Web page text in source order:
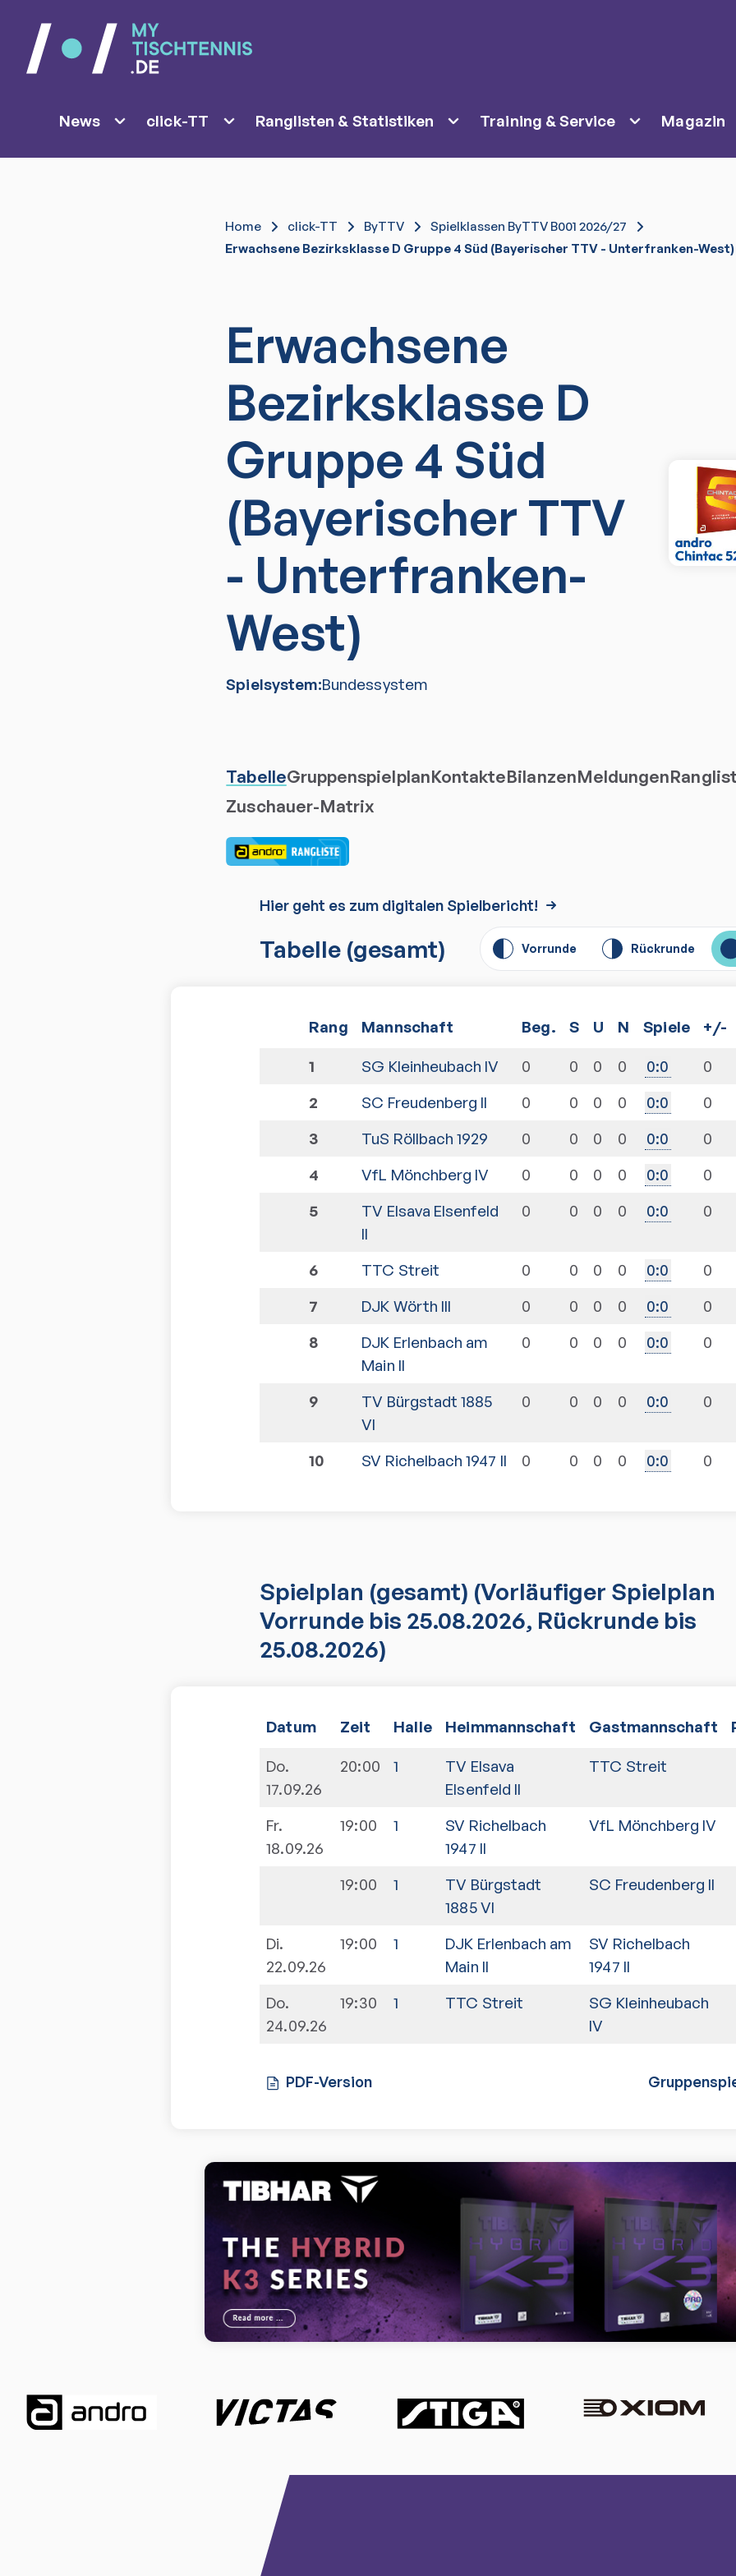
News click-TT Ranglisten & Statistiken Training & Service Magazin
Home click-TT ByTTV
Spielklassen ByTTV B001 2026/27
Erwachsene Bezirksklasse D Gruppe 4 Süd (Bayerischer TTV - Unterfranken-West)
Erwachsene
Bezirksklasse D
Gruppe 4 Süd
(Bayerischer TTV
- Unterfranken-
West)
Spielsystem:Bundessystem
TabelleGruppenspielplanKontakteBilanzenMeldungen
Zuschauer-Matrix
Hier geht es zum digitalen Spielbericht!
Tabelle (gesamt) Vorrunde Rückrunde
Rang Mannschaft Beg. S U N Spiele +/-
1 SG Kleinheubach IV 0 0 0 0 0:0 0
2
SC Freudenberg II 0 0 0 0 0:0 0
3
TuS Röllbach 1929 0 0 0 0 0:0 0
4
VfL Mönchberg IV 0 0 0 0 0:0 0
5
TV Elsava Elsenfeld
II
0 0 0 0 0:0 0
6 TTC Streit 0 0 0 0 0:0 0
7
DJK Wörth III 0 0 0 0 0:0 0
8
DJK Erlenbach am
Main II
0 0 0 0 0:0 0
9
TV Bürgstadt 1885
VI
0 0 0 0 0:0 0
10 SV Richelbach 1947 II 0 0 0 0 0:0 0
Spielplan (gesamt) (Vorläufiger Spielplan
Vorrunde bis 25.08.2026, Rückrunde bis
25.08.2026)
Datum Zeit Halle Heimmannschaft Gastmannschaft
Do.
17.09.26
20:00 1
TV Elsava
Elsenfeld II
TTC Streit
Fr.
18.09.26
19:00 1
SV Richelbach
1947 II
VfL Mönchberg IV
19:00 1
TV Bürgstadt
1885 VI
SC Freudenberg II
Di.
22.09.26
19:00 1
DJK Erlenbach am
Main II
SV Richelbach
1947 II
Do.
24.09.26
19:30 1 TTC Streit
SG Kleinheubach
IV
PDF-Version